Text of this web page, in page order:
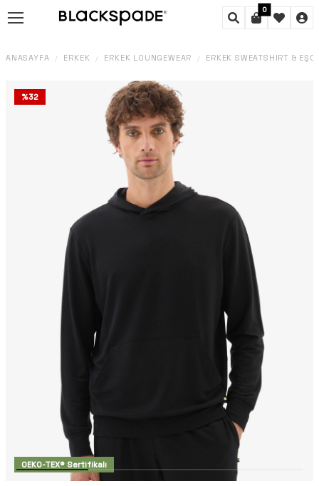
0
ANASAYFA / ERKEK / ERKEK LOUNGEWEAR / ERKEK SWEATSHIRT &
%32
OEKO-TEX® Sertifikalı